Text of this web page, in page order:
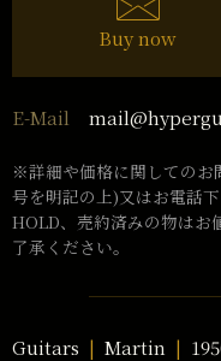
Buy now
E-Mail
※詳細や価格に関してのお
号を明記の上)又はお電話
HOLD、売約済みの物はお
了承ください。
Guitars Martin